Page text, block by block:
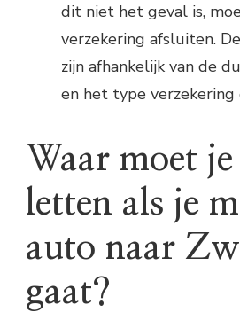
dit niet het geval is,
verzekering afsluiten.
zijn afhankelijk van de
en het type verzekering
Waar moet
letten als je
auto naar
gaat?